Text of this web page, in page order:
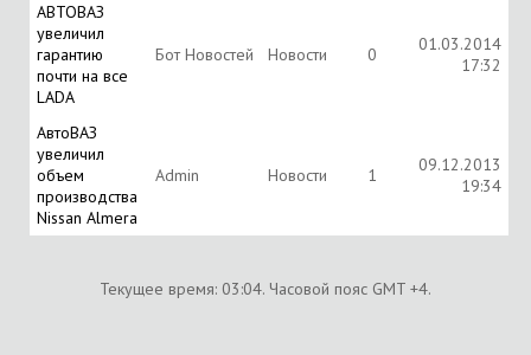
АВТОВАЗ
увеличил
гарантию
почти на все
LADA
Бот Новостей Новости 0
01.03.2014
17:32
АвтоВАЗ
увеличил
объем
производства
Nissan Almera
Аdmin Новости 1
09.12.2013
19:34
Текущее время: 03:04. Часовой пояс GMT +4.